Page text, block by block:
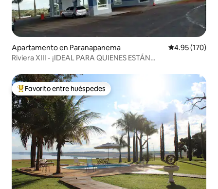
Apartamento en Paranapanema Calificación
4.95 (170)
Riviera XIII - ¡IDEAL PARA QUIENES ESTÁN
Favorito entre huéspedes preferido
Favorito entre huéspedes